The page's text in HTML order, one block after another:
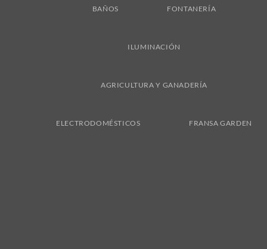
BAÑOS FONTANERÍA
ILUMINACIÓN
AGRICULTURA Y GANADERÍA
ELECTRODOMÉSTICOS FRANSA GARDEN